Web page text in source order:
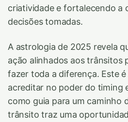
criatividade e fortalecendo a
decisões tomadas.
A astrologia de 2025 revela
ação alinhados aos trânsitos
fazer toda a diferença. Este
acreditar no poder do timing
como guia para um caminho
trânsito traz uma